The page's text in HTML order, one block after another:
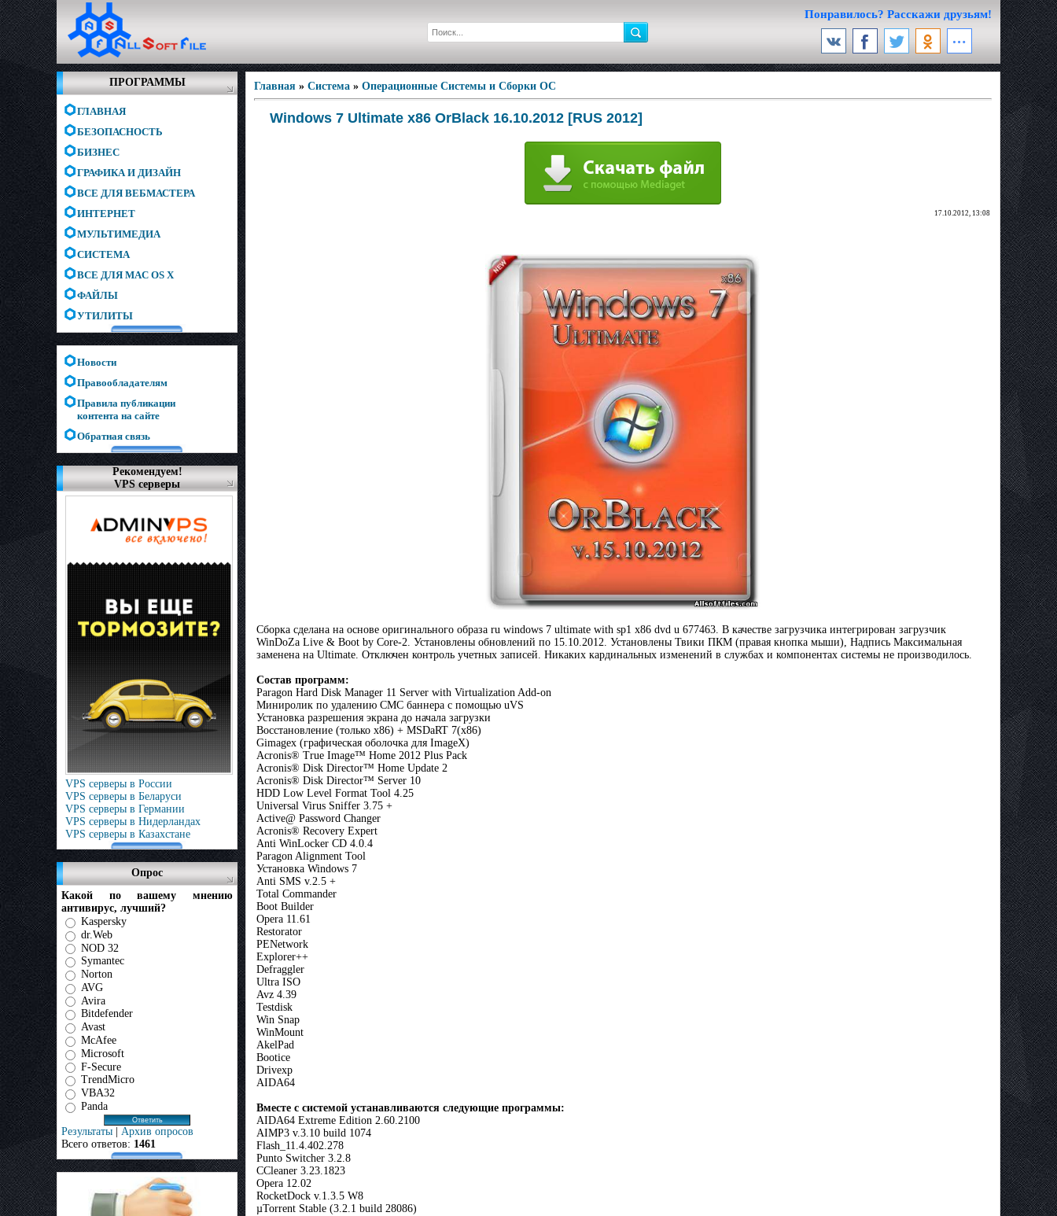
Понравилось? Расскажи друзьям!
ПРОГРАММЫ
ГЛАВНАЯ
БЕЗОПАСНОСТЬ
БИЗНЕС
ГРАФИКА И ДИЗАЙН
ВСЕ ДЛЯ ВЕБМАСТЕРА
ИНТЕРНЕТ
МУЛЬТИМЕДИА
СИСТЕМА
ВСЕ ДЛЯ MAC OS X
ФАЙЛЫ
УТИЛИТЫ
Новости
Правообладателям
Правила публикации
контента на сайте
Обратная связь
Рекомендуем!
VPS серверы
VPS серверы в России
VPS серверы в Беларуси
VPS серверы в Германии
VPS серверы в Нидерландах
VPS серверы в Казахстане
Опрос
Какой по вашему мнению
антивирус, лучший?
Kaspersky
dr.Web
NOD 32
Symantec
Norton
AVG
Avira
Bitdefender
Avast
McAfee
Microsoft
F-Secure
TrendMicro
VBA32
Panda
Результаты | Архив опросов
Всего ответов: 1461
Главная » Система » Операционные Системы и Сборки ОС
Windows 7 Ultimate x86 OrBlack 16.10.2012 [RUS 2012]
17.10.2012, 13:08
Сборка сделана на основе оригинального образа ru windows 7 ultimate with sp1 x86 dvd u 677463. В качестве загрузчика интегрирован загрузчик
WinDoZa Live & Boot by Core-2. Установлены обновлений по 15.10.2012. Установлены Твики ПКМ (правая кнопка мыши), Надпись Максимальная
заменена на Ultimate. Отключен контроль учетных записей. Никаких кардинальных изменений в службах и компонентах системы не производилось.
Состав программ:
Paragon Hard Disk Manager 11 Server with Virtualization Add-on
Миниролик по удалению СМС баннера с помощью uVS
Установка разрешения экрана до начала загрузки
Восстановление (только х86) + MSDaRT 7(x86)
Gimagex (графическая оболочка для ImageX)
Acronis® True Image™ Home 2012 Plus Pack
Acronis® Disk Director™ Home Update 2
Acronis® Disk Director™ Server 10
HDD Low Level Format Tool 4.25
Universal Virus Sniffer 3.75 +
Active@ Password Changer
Acronis® Recovery Expert
Anti WinLocker CD 4.0.4
Paragon Alignment Tool
Установка Windows 7
Anti SMS v.2.5 +
Total Commander
Boot Builder
Opera 11.61
Restorator
PENetwork
Explorer++
Defraggler
Ultra ISO
Avz 4.39
Testdisk
Win Snap
WinMount
AkelPad
Bootice
Drivexp
AIDA64
Вместе с системой устанавливаются следующие программы:
AIDA64 Extreme Edition 2.60.2100
AIMP3 v.3.10 build 1074
Flash_11.4.402.278
Punto Switcher 3.2.8
CCleaner 3.23.1823
Opera 12.02
RocketDock v.1.3.5 W8
µTorrent Stable (3.2.1 build 28086)